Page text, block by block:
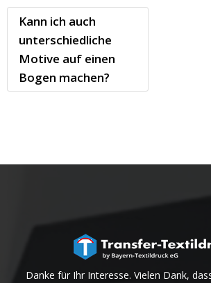
Kann ich auch
unterschiedliche
Motive auf einen
Bogen machen?
Danke für Ihr Interesse. Vielen Dank,